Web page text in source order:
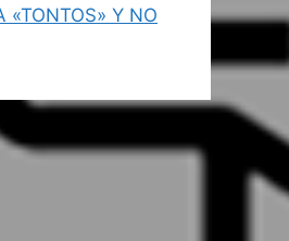
«TONTOS» Y NO